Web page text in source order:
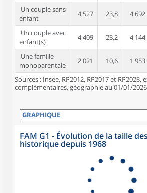
Un couple sans
enfant
4 527 23,8 4 692
Un couple avec
enfant(s)
4 409 23,2 4 144
Une famille
monoparentale
2 021 10,6 1 953
Sources : Insee, RP2012, RP2017 et RP2023,
complémentaires, géographie au 01/01/
FAM G1 - Évolution de la taille
historique depuis 1968